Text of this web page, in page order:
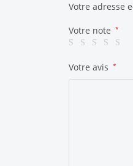
Votre adresse
Votre note *
Votre avis *